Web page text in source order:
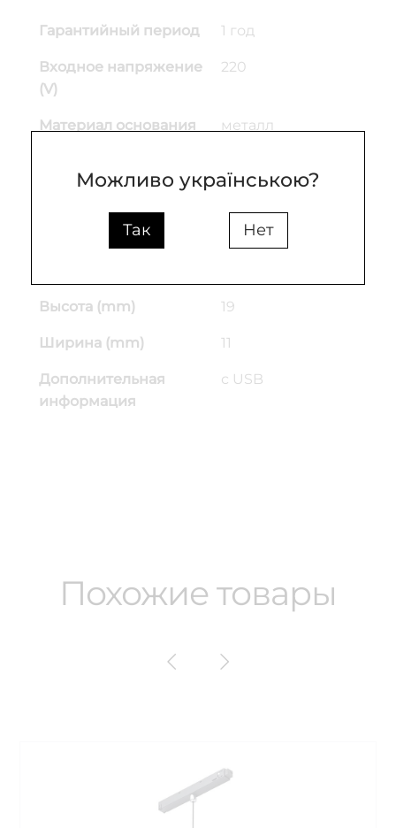
Гарантийный период 1 год
Входное напряжение
(V)
220
Материал основания металл
Цвет плафона белый
Высота (mm) 19
Ширина (mm) 11
Дополнительная
информация
с USB
Похожие товары
Можливо українською?
Так Нет